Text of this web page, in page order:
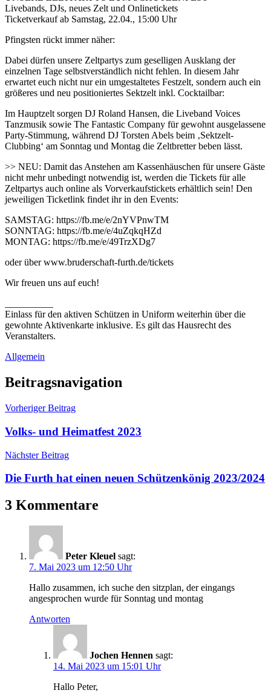
Livebands, DJs, neues Zelt und Onlinetickets
Ticketverkauf ab Samstag, 22.04., 15:00 Uhr
Pfingsten rückt immer näher:
Dabei dürfen unsere Zeltpartys zum geselligen Ausklang der
einzelnen Tage selbstverständlich nicht fehlen. In diesem Jahr
erwartet euch nicht nur ein umgestaltetes Festzelt, sondern auch ein
größeres und neu positioniertes Sektzelt inkl. Cocktailbar:
Im Hauptzelt sorgen DJ Roland Hansen, die Liveband Voices
Tanzmusik sowie The Fantastic Company für gewohnt ausgelassene
Party-Stimmung, während DJ Torsten Abels beim ‚Sektzelt-
Clubbing‘ am Sonntag und Montag die Zeltbretter beben lässt.
>> NEU: Damit das Anstehen am Kassenhäuschen für unsere Gäste
nicht mehr unbedingt notwendig ist, werden die Tickets für alle
Zeltpartys auch online als Vorverkaufstickets erhältlich sein! Den
jeweiligen Ticketlink findet ihr in den Events:
SAMSTAG: https://fb.me/e/2nYVPnwTM
SONNTAG: https://fb.me/e/4uZqkqHZd
MONTAG: https://fb.me/e/49TrzXDg7
oder über www.bruderschaft-furth.de/tickets
Wir freuen uns auf euch!
Einlass für den aktiven Schützen in Uniform weiterhin über die
gewohnte Aktivenkarte inklusive. Es gilt das Hausrecht des
Veranstalters.
Allgemein
Beitragsnavigation
Vorheriger Beitrag
Volks- und Heimatfest 2023
Nächster Beitrag
Die Furth hat einen neuen Schützenkönig 2023/2024
3 Kommentare
Peter Kleuel sagt:
7. Mai 2023 um 12:50 Uhr
Hallo zusammen, ich suche den sitzplan, der eingangs
angesprochen wurde für Sonntag und montag
Antworten
Jochen Hennen sagt:
14. Mai 2023 um 15:01 Uhr
Hallo Peter,